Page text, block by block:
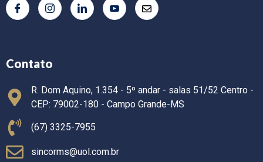
Contato
R. Dom Aquino, 1.354 - 5º andar - salas 51/52 Centro -
CEP: 79002-180 - Campo Grande-MS
(67) 3325-7955
sincorms@uol.com.br